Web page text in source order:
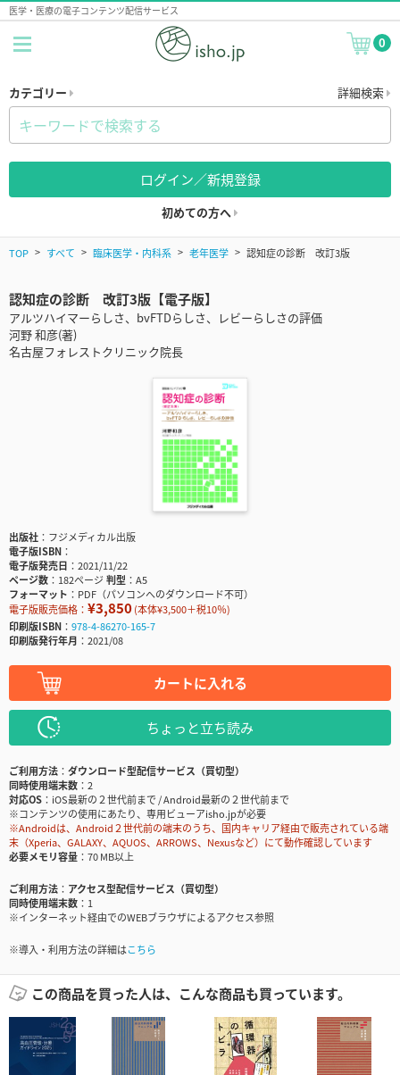
医学・医療の電子コンテンツ配信サービス
0
カテゴリー 詳細検索
ログイン／新規登録
初めての方へ
TOP すべて 臨床医学・内科系 老年医学 認知症の診断 改訂3版
認知症の診断 改訂3版【電子版】
アルツハイマーらしさ、bvFTDらしさ、レビーらしさの評価
河野 和彦(著)
名古屋フォレストクリニック院長
出版社
フジメディカル出版
電子版ISBN
電子版発売日
2021/11/22
ページ数
182ページ判型
A5
フォーマット
PDF（パソコンへのダウンロード不可）
電子版販売価格： ¥3,850(本体¥3,500＋税10％)
印刷版ISBN
978-4-86270-165-7
印刷版発行年月
2021/08
カートに入れる
ちょっと立ち読み
ご利用方法
ダウンロード型配信サービス（買切型）
同時使用端末数
2
対応OS
iOS最新の２世代前まで / Android最新の２世代前まで
※コンテンツの使用にあたり、専用ビューアisho.jpが必要
※Androidは、Android２世代前の端末のうち、国内キャリア経由で販売されている端
末（Xperia、GALAXY、AQUOS、ARROWS、Nexusなど）にて動作確認しています
必要メモリ容量
70 MB以上
ご利用方法
アクセス型配信サービス（買切型）
同時使用端末数
1
※インターネット経由でのWEBブラウザによるアクセス参照
※導入・利用方法の詳細はこちら
この商品を買った人は、こんな商品も買っています。